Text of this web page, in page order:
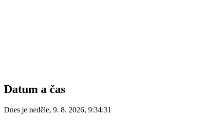
Datum a čas
Dnes je neděle, 9. 8. 2026, 9:34:31